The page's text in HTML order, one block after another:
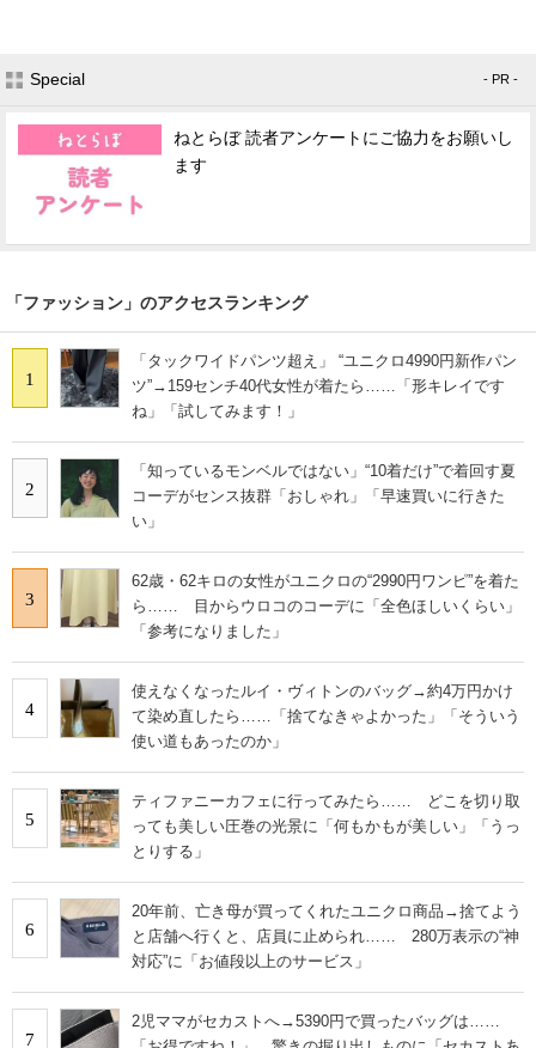
Special - PR -
ねとらぼ 読者アンケートにご協力をお願いし
ます
「ファッション」のアクセスランキング
1
「タックワイドパンツ超え」 “ユニクロ4990円新作パン
ツ”→159センチ40代女性が着たら……「形キレイです
ね」「試してみます！」
2
「知っているモンベルではない」“10着だけ”で着回す夏
コーデがセンス抜群「おしゃれ」「早速買いに行きた
い」
3
62歳・62キロの女性がユニクロの“2990円ワンピ”を着た
ら…… 目からウロコのコーデに「全色ほしいくらい」
「参考になりました」
4
使えなくなったルイ・ヴィトンのバッグ→約4万円かけ
て染め直したら……「捨てなきゃよかった」「そういう
使い道もあったのか」
5
ティファニーカフェに行ってみたら…… どこを切り取
っても美しい圧巻の光景に「何もかもが美しい」「うっ
とりする」
6
20年前、亡き母が買ってくれたユニクロ商品→捨てよう
と店舗へ行くと、店員に止められ…… 280万表示の“神
対応”に「お値段以上のサービス」
7
2児ママがセカストへ→5390円で買ったバッグは……